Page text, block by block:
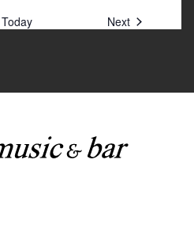
Today Next